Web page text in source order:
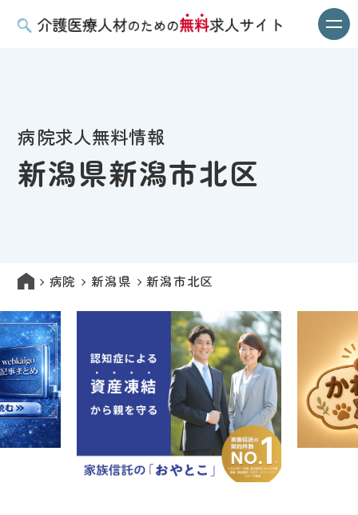
病院求人無料情報
新潟県新潟市北区
病院 新潟県 新潟市北区